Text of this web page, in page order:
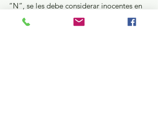
“N”, se les debe considerar inocentes en
tanto no se les dicte una sentencia de
condena en su contra.